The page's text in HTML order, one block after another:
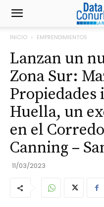
INICIO EMPRENDIMIENTOS
Lanzan un
Zona Sur:
Propiedades
Huella, un
en el
Canning –
11/03/2023